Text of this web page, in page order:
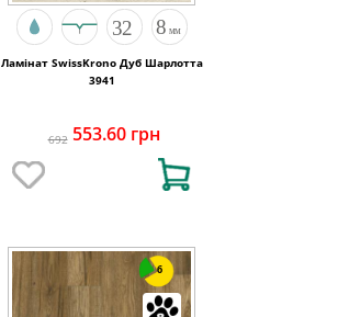
Ламінат SwissKrono Дуб Шарлотта
3941
692 553.60 грн
6